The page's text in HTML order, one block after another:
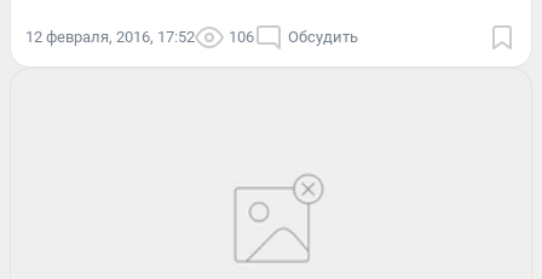
12 февраля, 2016, 17:52 106 Обсудить